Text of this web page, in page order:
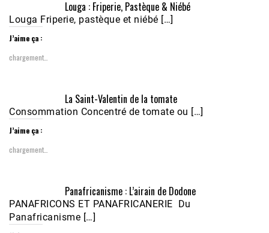
Nobana (Podologue)
Feb 24, 2021 • 28mn
Louga : Friperie, Pastèque & Niébé
Louga Friperie, pastèque et niébé […]
J’aime ça :
chargement…
La Saint-Valentin de la tomate
Consommation Concentré de tomate ou […]
J’aime ça :
chargement…
Panafricanisme : L’airain de Dodone
PANAFRICONS ET PANAFRICANERIE Du
Panafricanisme […]